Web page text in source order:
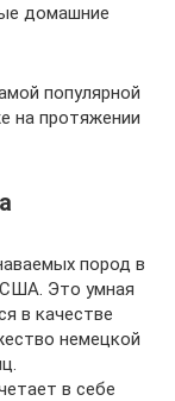
домашние
популярной
на протяжении
пород в
США. Это умная
в качестве
немецкой
в себе